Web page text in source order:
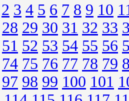
2 3 4 5 6 7 8 9 10
28 29 30 31 32 33
51 52 53 54 55 56
74 75 76 77 78 79
97 98 99 100 101